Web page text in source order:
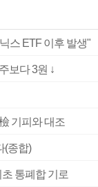
스 ETF 이후 발생"
보다 3원 ↓
기피와 대조
(종합)
통폐합 기로